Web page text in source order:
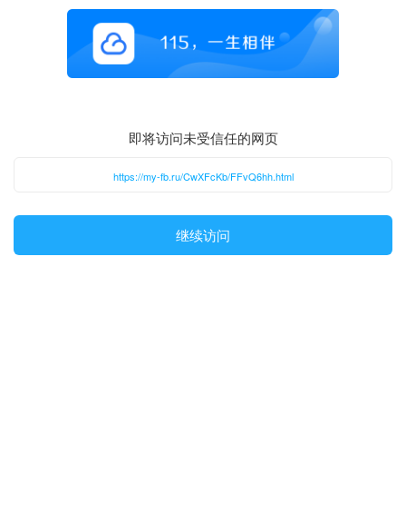
即将访问未受信任的网页
https://my-fb.ru/CwXFcKb/FFvQ6hh.html
继续访问